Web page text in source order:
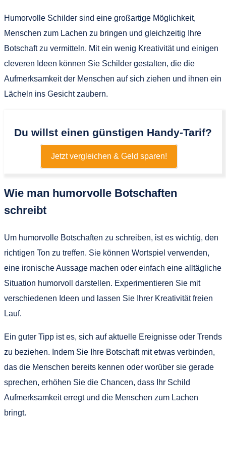
Humorvolle Schilder sind eine großartige Möglichkeit,
Menschen zum Lachen zu bringen und gleichzeitig Ihre
Botschaft zu vermitteln. Mit ein wenig Kreativität und einigen
cleveren Ideen können Sie Schilder gestalten, die die
Aufmerksamkeit der Menschen auf sich ziehen und ihnen ein
Lächeln ins Gesicht zaubern.
Du willst einen günstigen Handy-Tarif?
Jetzt vergleichen & Geld sparen!
Wie man humorvolle Botschaften
schreibt
Um humorvolle Botschaften zu schreiben, ist es wichtig, den
richtigen Ton zu treffen. Sie können Wortspiel verwenden,
eine ironische Aussage machen oder einfach eine alltägliche
Situation humorvoll darstellen. Experimentieren Sie mit
verschiedenen Ideen und lassen Sie Ihrer Kreativität freien
Lauf.
Ein guter Tipp ist es, sich auf aktuelle Ereignisse oder Trends
zu beziehen. Indem Sie Ihre Botschaft mit etwas verbinden,
das die Menschen bereits kennen oder worüber sie gerade
sprechen, erhöhen Sie die Chancen, dass Ihr Schild
Aufmerksamkeit erregt und die Menschen zum Lachen
bringt.